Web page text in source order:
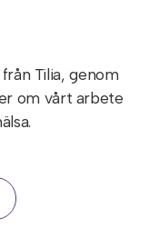
Tilia, genom
om vårt arbete